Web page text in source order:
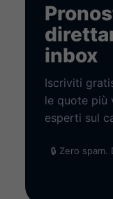
inbox
Iscriviti
le quote più
esperti sul
🔒 Zero